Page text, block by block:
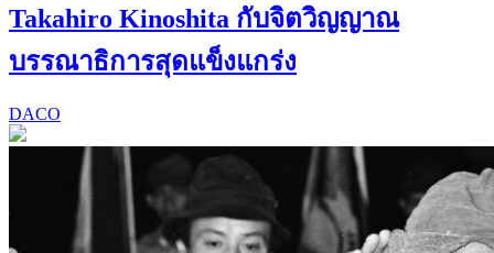
Takahiro Kinoshita กับจิตวิญญาณ
บรรณาธิการสุดแข็งแกร่ง
DACO